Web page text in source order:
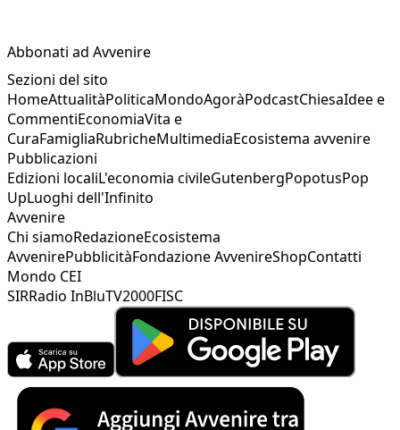
Abbonati ad Avvenire
Sezioni del sito
HomeAttualitàPoliticaMondoAgoràPodcastChiesaIdee e
CommentiEconomiaVita e
CuraFamigliaRubricheMultimediaEcosistema avvenire
Pubblicazioni
Edizioni localiL'economia civileGutenbergPopotusPop
UpLuoghi dell'Infinito
Avvenire
Chi siamoRedazioneEcosistema
AvvenirePubblicitàFondazione AvvenireShopContatti
Mondo CEI
SIRRadio InBluTV2000FISC